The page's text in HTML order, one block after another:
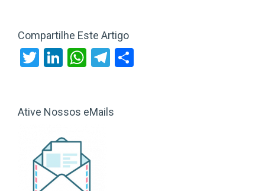
Compartilhe Este Artigo
Twitter
LinkedIn
WhatsApp
Telegram
Ative Nossos eMails